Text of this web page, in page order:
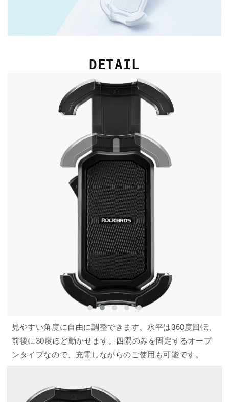
DETAIL
見やすい角度に自由に調整できます。水平は360度回転、
前後に30度ほど動かせます。四隅のみを固定するオープ
ンタイプなので、充電しながらのご使用も可能です。